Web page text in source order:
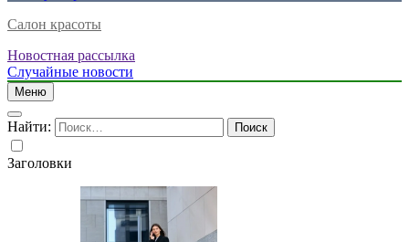
Салон красоты
Новостная рассылка
Случайные новости
Меню
Найти:
Заголовки